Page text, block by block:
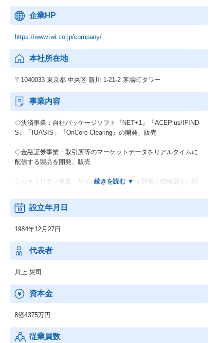
企業HP
https://www.iwi.co.jp/company/
本社所在地
〒1040033 東京都 中央区 新川 1-21-2 茅場町タワー
事業内容
◇決済事業：自社パッケージソフト『NET+1』『ACEPlus/IFIND
S』「IOASIS」『OnCore Clearing』の開発、販売
◇金融証券事業：取引所等のマーケットデータをリアルタイムに
配信する製品を開発、販売
◇セキュリティ事業：サイバーセキュリティ対策と情報漏えい対
◇新規事業：放送業界向け自社製品など、IWIのコア技術である
開発
設立年月日
1984年12月27日
代表者
川上 晃司
資本金
8億4375万円
従業員数